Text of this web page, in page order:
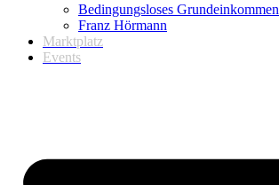
Bedingungsloses Grundeinkommen
Franz Hörmann
Marktplatz
Events